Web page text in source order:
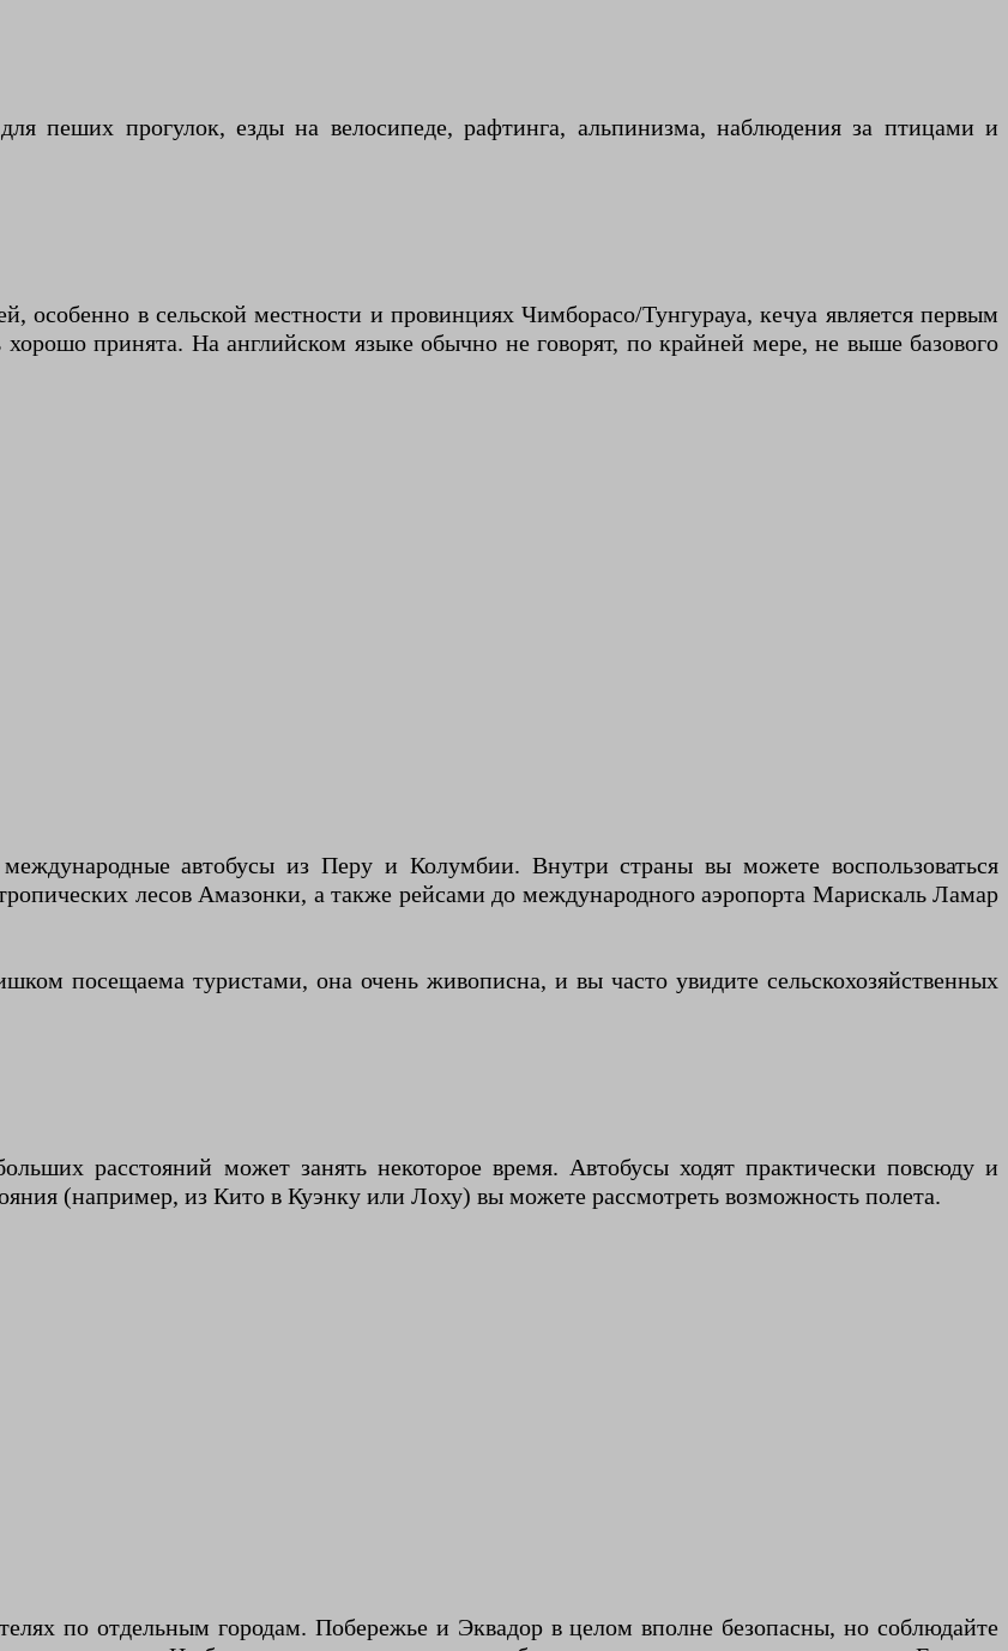
пеших прогулок, езды на велосипеде, рафтинга, альпинизма, наблюдения за птицами и
особенно в сельской местности и провинциях Чимборасо/Тунгурауа, кечуа является первым
принята. На английском языке обычно не говорят, по крайней мере, не выше базового
автобусы из Перу и Колумбии. Внутри страны вы можете воспользоваться
лесов Амазонки, а также рейсами до международного аэропорта Марискаль Ламар
посещаема туристами, она очень живописна, и вы часто увидите сельскохозяйственных
расстояний может занять некоторое время. Автобусы ходят практически повсюду и
(например, из Кито в Куэнку или Лоху) вы можете рассмотреть возможность полета.
по отдельным городам. Побережье и Эквадор в целом вполне безопасны, но соблюдайте